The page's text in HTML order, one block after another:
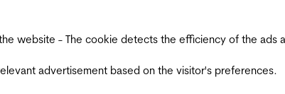
website - The cookie detects the efficiency of the ads
advertisement based on the visitor's preferences.